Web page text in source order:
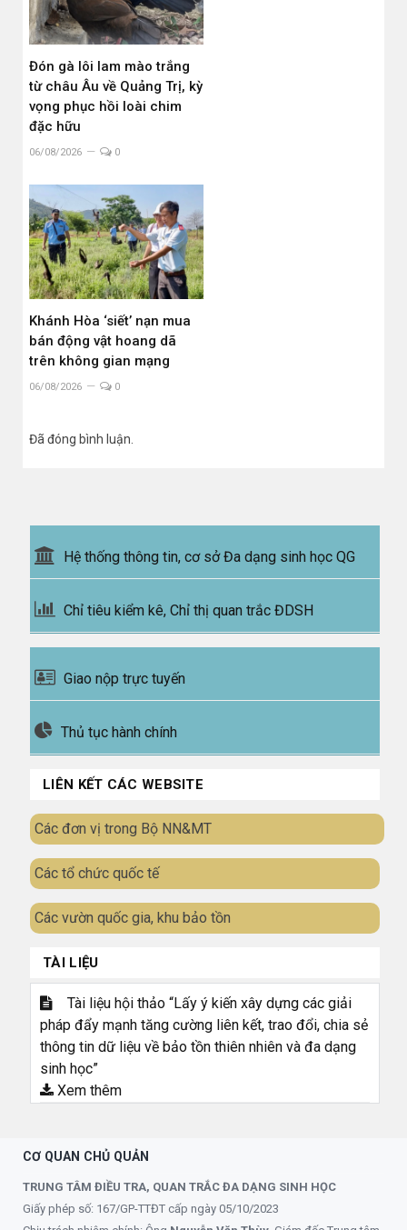
Đón gà lôi lam mào trắng
từ châu Âu về Quảng Trị, kỳ
vọng phục hồi loài chim
đặc hữu
06/08/2026 0
Khánh Hòa ‘siết’ nạn mua
bán động vật hoang dã
trên không gian mạng
06/08/2026 0
Đã đóng bình luận.
Hệ thống thông tin, cơ sở Đa dạng sinh học QG
Chỉ tiêu kiểm kê, Chỉ thị quan trắc ĐDSH
Giao nộp trực tuyến
Thủ tục hành chính
LIÊN KẾT CÁC WEBSITE
Các đơn vị trong Bộ NN&MT
Các tổ chức quốc tế
Các vườn quốc gia, khu bảo tồn
TÀI LIỆU
Tài liệu hội thảo “Lấy ý kiến xây dựng các giải
pháp đẩy mạnh tăng cường liên kết, trao đổi, chia sẻ
thông tin dữ liệu về bảo tồn thiên nhiên và đa dạng
sinh học”
Xem thêm
CƠ QUAN CHỦ QUẢN
TRUNG TÂM ĐIỀU TRA, QUAN TRẮC ĐA DẠNG SINH HỌC
Giấy phép số: 167/GP-TTĐT cấp ngày 05/10/2023